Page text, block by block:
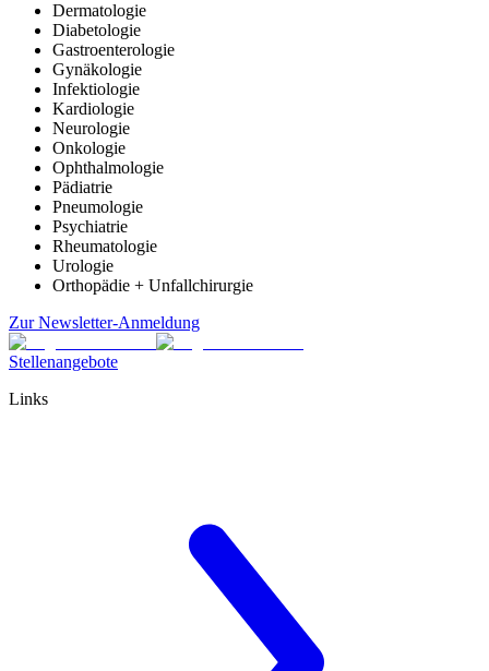
Dermatologie
Diabetologie
Gastroenterologie
Gynäkologie
Infektiologie
Kardiologie
Neurologie
Onkologie
Ophthalmologie
Pädiatrie
Pneumologie
Psychiatrie
Rheumatologie
Urologie
Orthopädie + Unfallchirurgie
Zur Newsletter-Anmeldung
Stellenangebote
Links